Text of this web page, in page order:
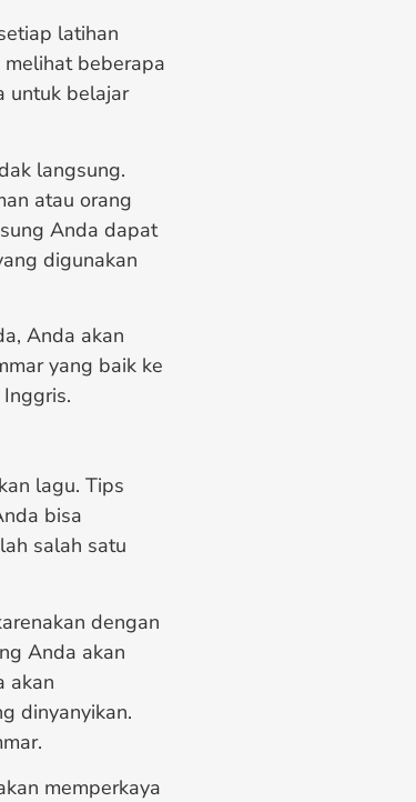
latihan
beberapa
untuk belajar
langsung.
atau orang
Anda dapat
digunakan
Anda akan
yang baik ke
lagu. Tips
bisa
salah satu
dengan
Anda akan
akan
dinyanyikan.
memperkaya